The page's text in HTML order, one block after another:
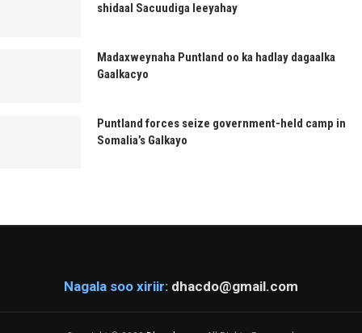
shidaal Sacuudiga leeyahay
Madaxweynaha Puntland oo ka hadlay dagaalka
Gaalkacyo
Puntland forces seize government-held camp in
Somalia’s Galkayo
Nagala soo xiriir: dhacdo@gmail.com